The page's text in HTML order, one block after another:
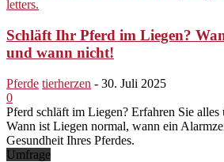
Schläft Ihr Pferd im Liegen?
und wann nicht!
Pferde tierherzen - 30. Juli 2025
0
Pferd schläft im Liegen? Erfahren Sie alles
Wann ist Liegen normal, wann ein
Gesundheit Ihres Pferdes.
Umfrage